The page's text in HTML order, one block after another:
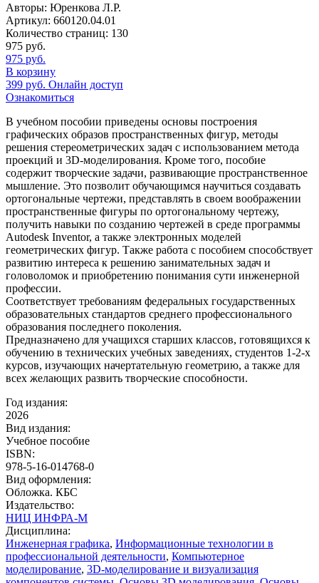
Авторы: Юренкова Л.Р.
Артикул: 660120.04.01
Количество страниц: 130
975 руб.
975 руб.
В корзину
399 руб. Онлайн доступ
Ознакомиться
В учебном пособии приведены основы построения
графических образов пространственных фигур, методы
решения стереометрических задач с использованием метода
проекций и 3D-моделирования. Кроме того, пособие
содержит творческие задачи, развивающие пространственное
мышление. Это позволит обучающимся научиться создавать
ортогональные чертежи, представлять в своем воображении
пространственные фигуры по ортогональному чертежу,
получить навыки по созданию чертежей в среде программы
Autodesk Inventor, а также электронных моделей
геометрических фигур. Также работа с пособием способствует
развитию интереса к решению занимательных задач и
головоломок и приобретению понимания сути инженерной
профессии.
Соответствует требованиям федеральных государственных
образовательных стандартов среднего профессионального
образования последнего поколения.
Предназначено для учащихся старших классов, готовящихся к
обучению в технических учебных заведениях, студентов 1-2-х
курсов, изучающих начертательную геометрию, а также для
всех желающих развить творческие способности.
Год издания:
2026
Вид издания:
Учебное пособие
ISBN:
978-5-16-014768-0
Вид оформления:
Обложка. КБС
Издательство:
НИЦ ИНФРА-М
Дисциплина:
Инженерная графика, Информационные технологии в
профессиональной деятельности, Компьютерное
моделирование, 3D-моделирование и визуализация